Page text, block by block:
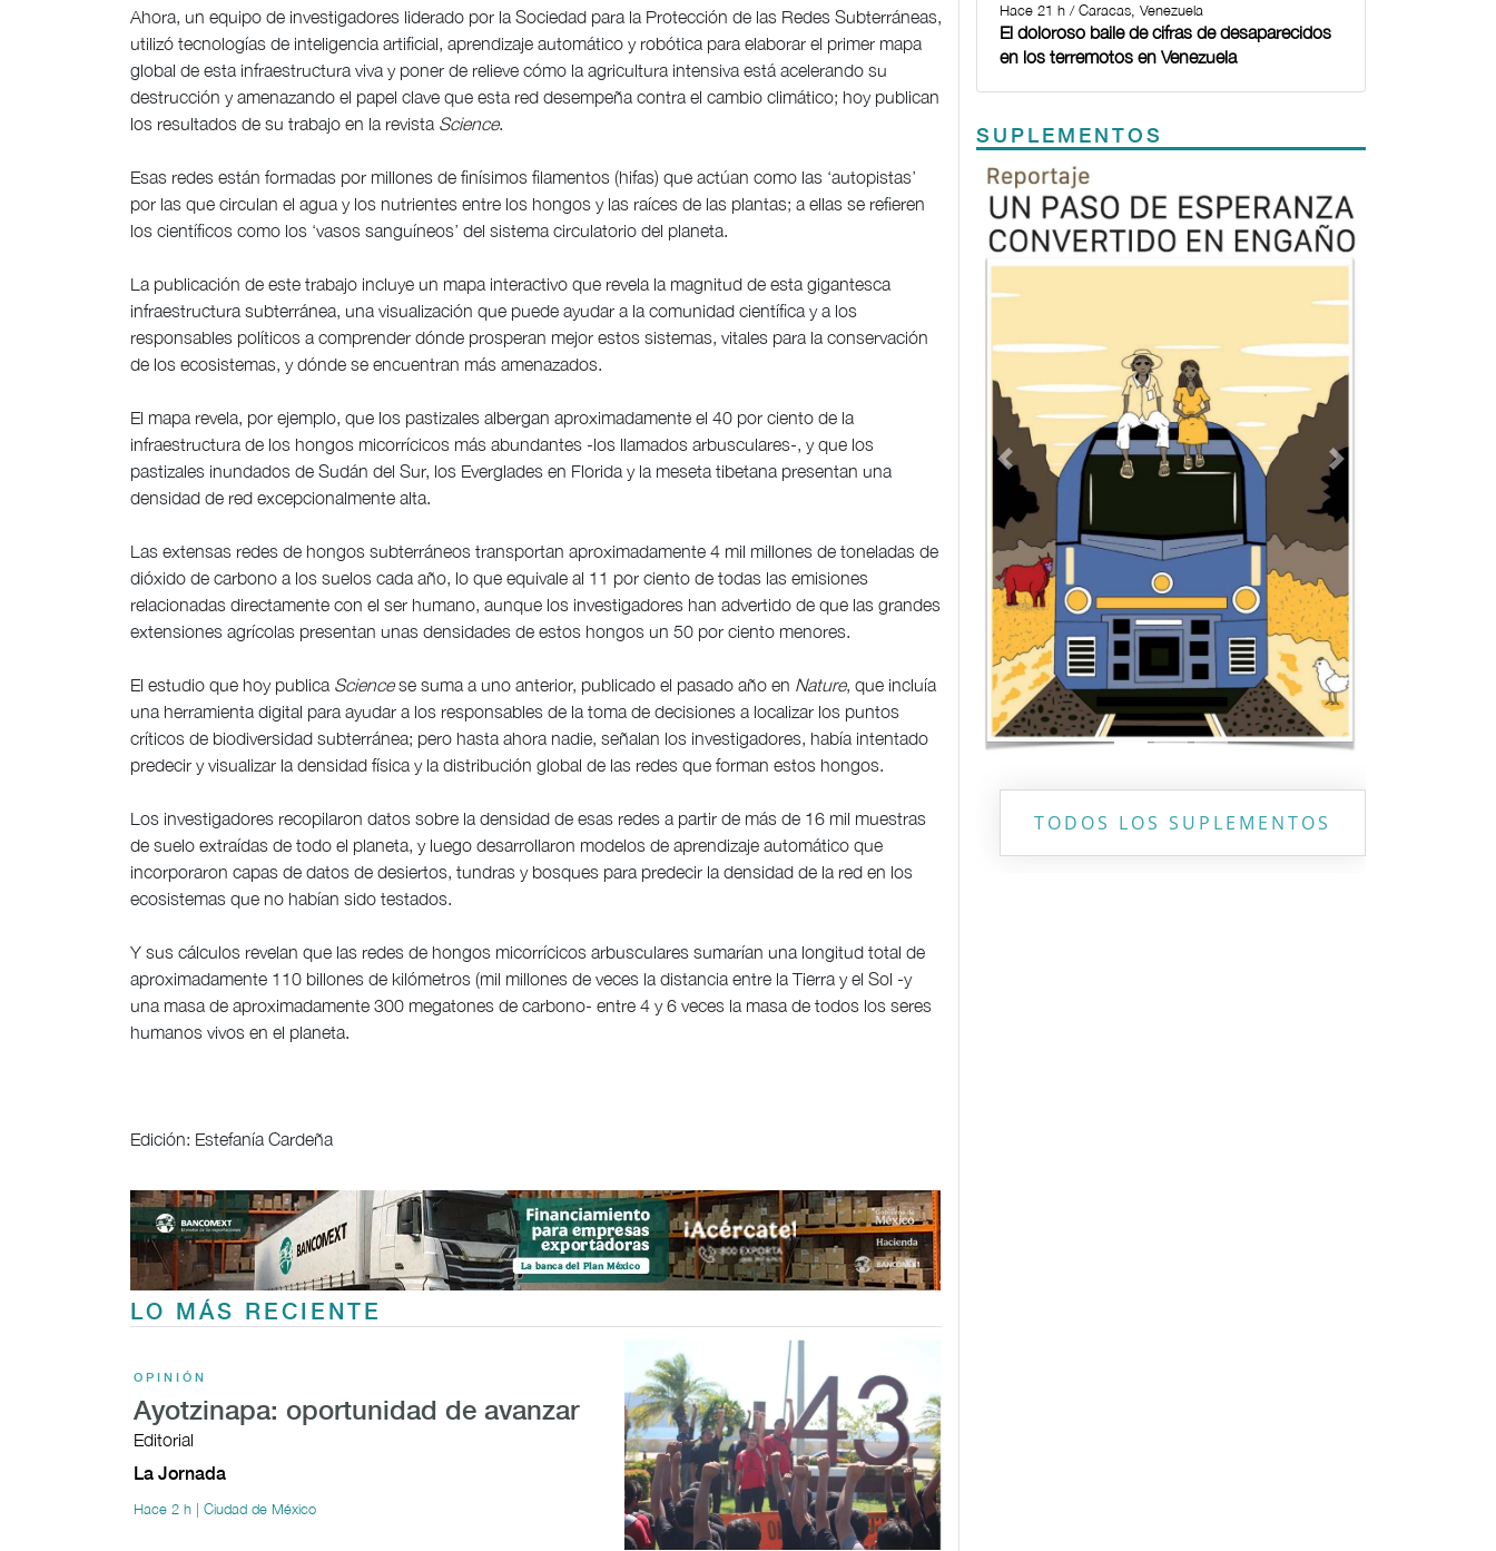
Ahora, un equipo de investigadores liderado por la Sociedad para la Protección de las Redes Subterráneas,
utilizó tecnologías de inteligencia artificial, aprendizaje automático y robótica para elaborar el primer mapa
global de esta infraestructura viva y poner de relieve cómo la agricultura intensiva está acelerando su
destrucción y amenazando el papel clave que esta red desempeña contra el cambio climático; hoy publican
los resultados de su trabajo en la revista Science.
Esas redes están formadas por millones de finísimos filamentos (hifas) que actúan como las ‘autopistas’
por las que circulan el agua y los nutrientes entre los hongos y las raíces de las plantas; a ellas se refieren
los científicos como los ‘vasos sanguíneos’ del sistema circulatorio del planeta.
La publicación de este trabajo incluye un mapa interactivo que revela la magnitud de esta gigantesca
infraestructura subterránea, una visualización que puede ayudar a la comunidad científica y a los
responsables políticos a comprender dónde prosperan mejor estos sistemas, vitales para la conservación
de los ecosistemas, y dónde se encuentran más amenazados.
El mapa revela, por ejemplo, que los pastizales albergan aproximadamente el 40 por ciento de la
infraestructura de los hongos micorrícicos más abundantes -los llamados arbusculares-, y que los
pastizales inundados de Sudán del Sur, los Everglades en Florida y la meseta tibetana presentan una
densidad de red excepcionalmente alta.
Las extensas redes de hongos subterráneos transportan aproximadamente 4 mil millones de toneladas de
dióxido de carbono a los suelos cada año, lo que equivale al 11 por ciento de todas las emisiones
relacionadas directamente con el ser humano, aunque los investigadores han advertido de que las grandes
extensiones agrícolas presentan unas densidades de estos hongos un 50 por ciento menores.
El estudio que hoy publica Sciencese suma a uno anterior, publicado el pasado año en Nature, que incluía
una herramienta digital para ayudar a los responsables de la toma de decisiones a localizar los puntos
críticos de biodiversidad subterránea; pero hasta ahora nadie, señalan los investigadores, había intentado
predecir y visualizar la densidad física y la distribución global de las redes que forman estos hongos.
Los investigadores recopilaron datos sobre la densidad de esas redes a partir de más de 16 mil muestras
de suelo extraídas de todo el planeta, y luego desarrollaron modelos de aprendizaje automático que
incorporaron capas de datos de desiertos, tundras y bosques para predecir la densidad de la red en los
ecosistemas que no habían sido testados.
Y sus cálculos revelan que las redes de hongos micorrícicos arbusculares sumarían una longitud total de
aproximadamente 110 billones de kilómetros (mil millones de veces la distancia entre la Tierra y el Sol -y
una masa de aproximadamente 300 megatones de carbono- entre 4 y 6 veces la masa de todos los seres
humanos vivos en el planeta.
Edición: Estefanía Cardeña
LO MÁS RECIENTE
OPINIÓN
Ayotzinapa: oportunidad de avanzar
Editorial
La Jornada
Hace 2 h | Ciudad de México
Hace 21 h / Caracas, Venezuela
El doloroso baile de cifras de desaparecidos
en los terremotos en Venezuela
SUPLEMENTOS
Previous Next
TODOS LOS SUPLEMENTOS